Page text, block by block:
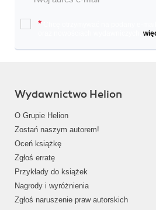
*
Wydawnictwo Helion
O Grupie Helion
Zostań naszym autorem!
Oceń książkę
Zgłoś erratę
Przykłady do książek
Nagrody i wyróżnienia
Zgłoś naruszenie praw autorskich